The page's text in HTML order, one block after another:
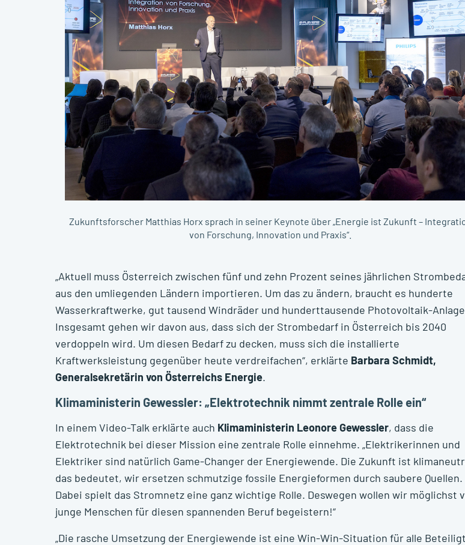
Zukunftsforscher Matthias Horx sprach in seiner Keynote über „Energie ist Zukunft –
von Forschung, Innovation und Praxis“.
„Aktuell muss Österreich zwischen fünf und zehn Prozent seines jährlichen
aus den umliegenden Ländern importieren. Um das zu ändern, braucht es hunderte
Wasserkraftwerke, gut tausend Windräder und hunderttausende Photovoltaik-
Insgesamt gehen wir davon aus, dass sich der Strombedarf in Österreich bis 2040
verdoppeln wird. Um diesen Bedarf zu decken, muss sich die installierte
Kraftwerksleistung gegenüber heute verdreifachen“, erklärte Barbara Schmidt,
Generalsekretärin von Österreichs Energie.
Klimaministerin Gewessler: „Elektrotechnik nimmt zentrale Rolle ein“
In einem Video-Talk erklärte auch Klimaministerin Leonore Gewessler, dass die
Elektrotechnik bei dieser Mission eine zentrale Rolle einnehme. „Elektrikerinnen und
Elektriker sind natürlich Game-Changer der Energiewende. Die Zukunft ist
das bedeutet, wir ersetzen schmutzige fossile Energieformen durch saubere Quellen.
Dabei spielt das Stromnetz eine ganz wichtige Rolle. Deswegen wollen wir möglichst
junge Menschen für diesen spannenden Beruf begeistern!“
„Die rasche Umsetzung der Energiewende ist eine Win-Win-Situation für alle